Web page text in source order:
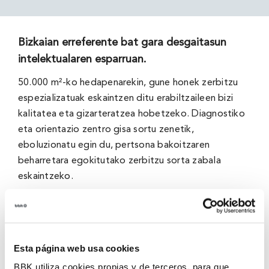
Esta página web usa cookies
BBK utiliza cookies propias y de terceros, para que
Bizkaian erreferente bat gara desgaitasun
intelektualaren esparruan.
50.000 m²-ko hedapenarekin, gune honek zerbitzu
espezializatuak eskaintzen ditu erabiltzaileen bizi
kalitatea eta gizarteratzea hobetzeko. Diagnostiko
eta orientazio zentro gisa sortu zenetik,
eboluzionatu egin du, pertsona bakoitzaren
beharretara egokitutako zerbitzu sorta zabala
eskaintzeko.